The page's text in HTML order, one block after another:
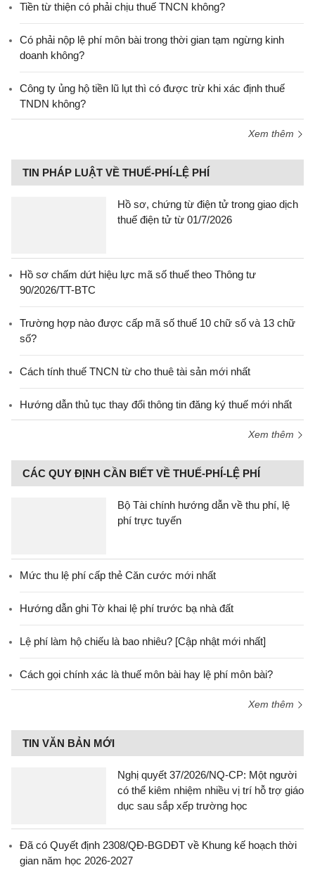
Tiền từ thiện có phải chịu thuế TNCN không?
Có phải nộp lệ phí môn bài trong thời gian tạm ngừng kinh
doanh không?
Công ty ủng hộ tiền lũ lụt thì có được trừ khi xác định thuế
TNDN không?
Xem thêm
TIN PHÁP LUẬT VỀ THUẾ-PHÍ-LỆ PHÍ
Hồ sơ, chứng từ điện tử trong giao dịch
thuế điện tử từ 01/7/2026
Hồ sơ chấm dứt hiệu lực mã số thuế theo Thông tư
90/2026/TT-BTC
Trường hợp nào được cấp mã số thuế 10 chữ số và 13 chữ
số?
Cách tính thuế TNCN từ cho thuê tài sản mới nhất
Hướng dẫn thủ tục thay đổi thông tin đăng ký thuế mới nhất
Xem thêm
CÁC QUY ĐỊNH CẦN BIẾT VỀ THUẾ-PHÍ-LỆ PHÍ
Bộ Tài chính hướng dẫn về thu phí, lệ
phí trực tuyến
Mức thu lệ phí cấp thẻ Căn cước mới nhất
Hướng dẫn ghi Tờ khai lệ phí trước bạ nhà đất
Lệ phí làm hộ chiếu là bao nhiêu? [Cập nhật mới nhất]
Cách gọi chính xác là thuế môn bài hay lệ phí môn bài?
Xem thêm
TIN VĂN BẢN MỚI
Nghị quyết 37/2026/NQ-CP: Một người
có thể kiêm nhiệm nhiều vị trí hỗ trợ giáo
dục sau sắp xếp trường học
Đã có Quyết định 2308/QĐ-BGDĐT về Khung kế hoạch thời
gian năm học 2026-2027